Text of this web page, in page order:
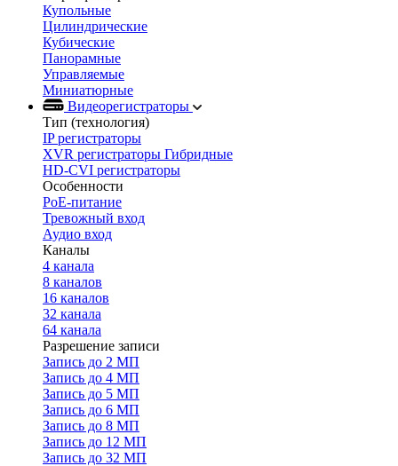
Купольные
Цилиндрические
Кубические
Панорамные
Управляемые
Миниатюрные
Видеорегистраторы
Тип (технология)
IP регистраторы
XVR регистраторы Гибридные
HD-CVI регистраторы
Особенности
PoE-питание
Тревожный вход
Аудио вход
Каналы
4 канала
8 каналов
16 каналов
32 канала
64 канала
Разрешение записи
Запись до 2 МП
Запись до 4 МП
Запись до 5 МП
Запись до 6 МП
Запись до 8 МП
Запись до 12 МП
Запись до 32 МП